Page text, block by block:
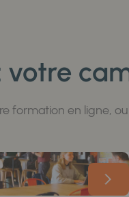
votre
formation en ligne,